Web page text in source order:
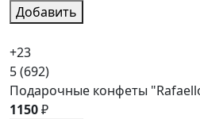
Добавить
+23
5(692)
Подарочные конфеты
1150₽